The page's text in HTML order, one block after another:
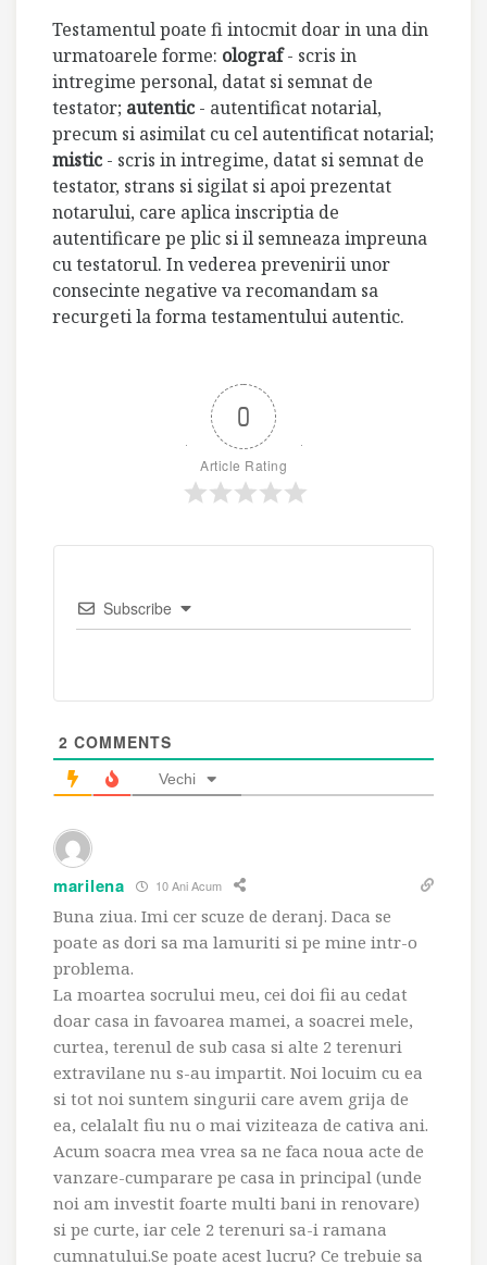
Testamentul poate fi intocmit doar in una din
urmatoarele forme: olograf- scris in
intregime personal, datat si semnat de
testator; autentic - autentificat notarial,
precum si asimilat cu cel autentificat notarial;
mistic - scris in intregime, datat si semnat de
testator, strans si sigilat si apoi prezentat
notarului, care aplica inscriptia de
autentificare pe plic si il semneaza impreuna
cu testatorul. In vederea prevenirii unor
consecinte negative va recomandam sa
recurgeti la forma testamentului autentic.
0
Article Rating
Subscribe
2 COMMENTS
Vechi
marilena 10 Ani Acum
Buna ziua. Imi cer scuze de deranj. Daca se
poate as dori sa ma lamuriti si pe mine intr-o
problema.
La moartea socrului meu, cei doi fii au cedat
doar casa in favoarea mamei, a soacrei mele,
curtea, terenul de sub casa si alte 2 terenuri
extravilane nu s-au impartit. Noi locuim cu ea
si tot noi suntem singurii care avem grija de
ea, celalalt fiu nu o mai viziteaza de cativa ani.
Acum soacra mea vrea sa ne faca noua acte de
vanzare-cumparare pe casa in principal (unde
noi am investit foarte multi bani in renovare)
si pe curte, iar cele 2 terenuri sa-i ramana
cumnatului.Se poate acest lucru? Ce trebuie sa